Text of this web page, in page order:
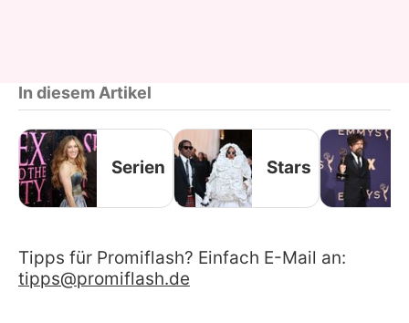
In diesem Artikel
Serien Stars
Tipps für Promiflash? Einfach E-Mail an:
tipps@promiflash.de